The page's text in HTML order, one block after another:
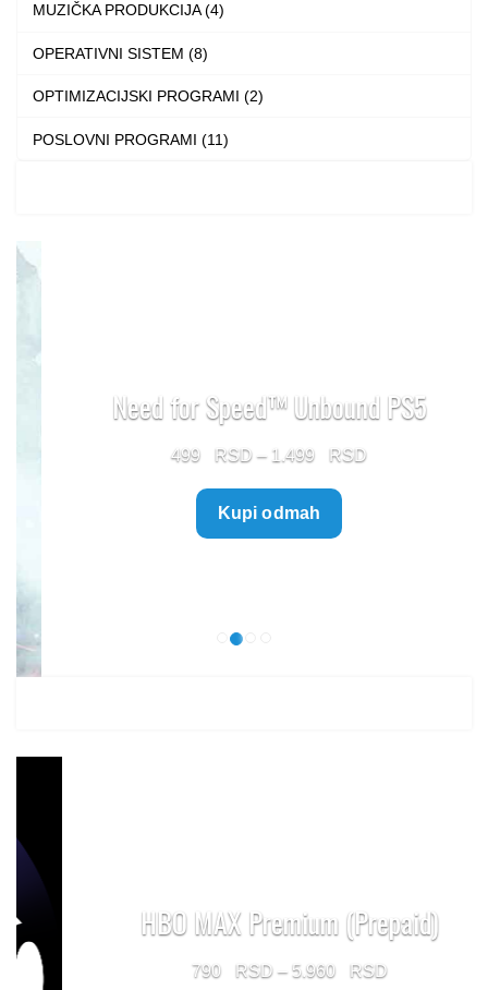
MUZIČKA PRODUKCIJA (4)
OPERATIVNI SISTEM (8)
OPTIMIZACIJSKI PROGRAMI (2)
POSLOVNI PROGRAMI (11)
Need for Speed™ Unbound PS5
499 – 1.499
Price
Kupi odmah
HBO MAX Premium (Prepaid)
– 5.960 Price